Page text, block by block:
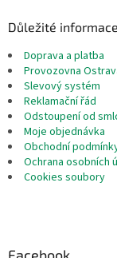
Důležité informace
Doprava a platba
Provozovna
Slevový systém
Reklamační řád
Odstoupení od
Moje objednávka
Obchodní
Ochrana osobních
Cookies soubory